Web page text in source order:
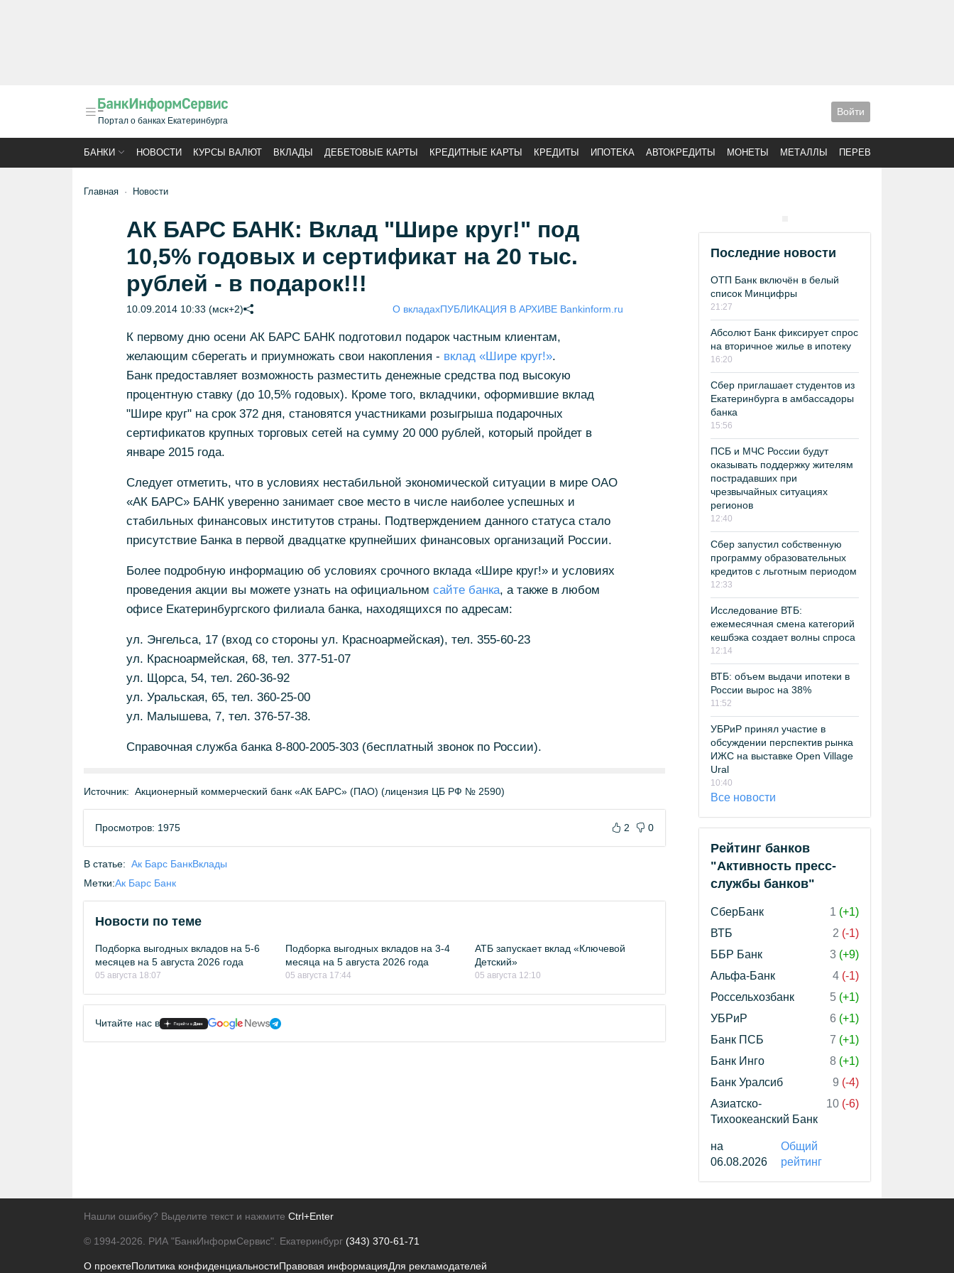
Портал о банках Екатеринбурга
Войти
БАНКИ НОВОСТИ КУРСЫ ВАЛЮТ ВКЛАДЫ ДЕБЕТОВЫЕ КАРТЫ КРЕДИТНЫЕ КАРТЫ КРЕДИТЫ ИПОТЕКА АВТОКРЕДИТЫ МОНЕТЫ МЕТАЛЛЫ ПЕРЕВОДЫ
Главная Новости
АК БАРС БАНК: Вклад "Шире круг!" под
10,5% годовых и сертификат на 20 тыс.
рублей - в подарок!!!
10.09.2014 10:33 (мск+2) О вкладахПУБЛИКАЦИЯ В АРХИВЕ Bankinform.ru
К первому дню осени АК БАРС БАНК подготовил подарок частным клиентам,
желающим сберегать и приумножать свои накопления - вклад «Шире круг!».
Банк предоставляет возможность разместить денежные средства под высокую
процентную ставку (до 10,5% годовых). Кроме того, вкладчики, оформившие вклад
"Шире круг" на срок 372 дня, становятся участниками розыгрыша подарочных
сертификатов крупных торговых сетей на сумму 20 000 рублей, который пройдет в
январе 2015 года.
Следует отметить, что в условиях нестабильной экономической ситуации в мире ОАО
«АК БАРС» БАНК уверенно занимает свое место в числе наиболее успешных и
стабильных финансовых институтов страны. Подтверждением данного статуса стало
присутствие Банка в первой двадцатке крупнейших финансовых организаций России.
Более подробную информацию об условиях срочного вклада «Шире круг!» и условиях
проведения акции вы можете узнать на официальном сайте банка, а также в любом
офисе Екатеринбургского филиала банка, находящихся по адресам:
ул. Энгельса, 17 (вход со стороны ул. Красноармейская), тел. 355-60-23
ул. Красноармейская, 68, тел. 377-51-07
ул. Щорса, 54, тел. 260-36-92
ул. Уральская, 65, тел. 360-25-00
ул. Малышева, 7, тел. 376-57-38.
Справочная служба банка 8-800-2005-303 (бесплатный звонок по России).
Источник: Акционерный коммерческий банк «АК БАРС» (ПАО) (лицензия ЦБ РФ № 2590)
Просмотров: 1975 2 0
В статье: Ак Барс БанкВклады
Метки:Ак Барс Банк
Новости по теме
Подборка выгодных вкладов на 5-6
месяцев на 5 августа 2026 года
05 августа 18:07
Подборка выгодных вкладов на 3-4
месяца на 5 августа 2026 года
05 августа 17:44
АТБ запускает вклад «Ключевой
Детский»
05 августа 12:10
Читайте нас в
Последние новости
ОТП Банк включён в белый
список Минцифры
21:27
Абсолют Банк фиксирует спрос
на вторичное жилье в ипотеку
16:20
Сбер приглашает студентов из
Екатеринбурга в амбассадоры
банка
15:56
ПСБ и МЧС России будут
оказывать поддержку жителям
пострадавших при
чрезвычайных ситуациях
регионов
12:40
Сбер запустил собственную
программу образовательных
кредитов с льготным периодом
12:33
Исследование ВТБ:
ежемесячная смена категорий
кешбэка создает волны спроса
12:14
ВТБ: объем выдачи ипотеки в
России вырос на 38%
11:52
УБРиР принял участие в
обсуждении перспектив рынка
ИЖС на выставке Open Village
Ural
10:40
Все новости
Рейтинг банков
"Активность пресс-
службы банков"
СберБанк 1 (+1)
ВТБ
2 (-1)
ББР Банк
3 (+9)
Альфа-Банк
4 (-1)
Россельхозбанк
5 (+1)
УБРиР
6 (+1)
Банк ПСБ
7 (+1)
Банк Инго
8 (+1)
Банк Уралсиб
9 (-4)
Азиатско-
Тихоокеанский Банк
10 (-6)
на
06.08.2026
Общий
рейтинг
Нашли ошибку? Выделите текст и нажмите Ctrl+Enter
© 1994-2026. РИА "БанкИнформСервис". Екатеринбург (343) 370-61-71
О проектеПолитика конфиденциальностиПравовая информацияДля рекламодателей